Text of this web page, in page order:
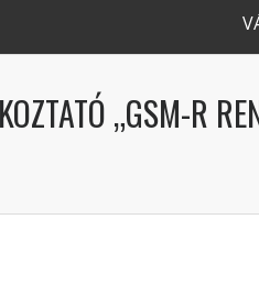
„GSM-R